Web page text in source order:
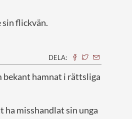
flickvän.
DELA:
bekant hamnat i rättsliga
ha misshandlat sin unga